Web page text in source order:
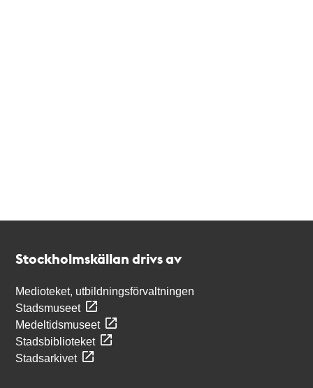
Stockholmskällan drivs av
Medioteket, utbildningsförvaltningen
Stadsmuseet
Medeltidsmuseet
Stadsbiblioteket
Stadsarkivet